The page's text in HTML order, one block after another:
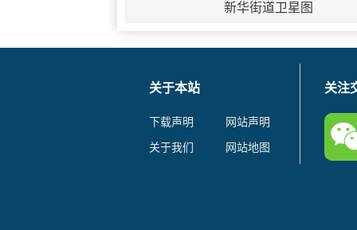
新华街道卫星图
关于本站
下载声明
网站声明
关于我们
网站地图
关注